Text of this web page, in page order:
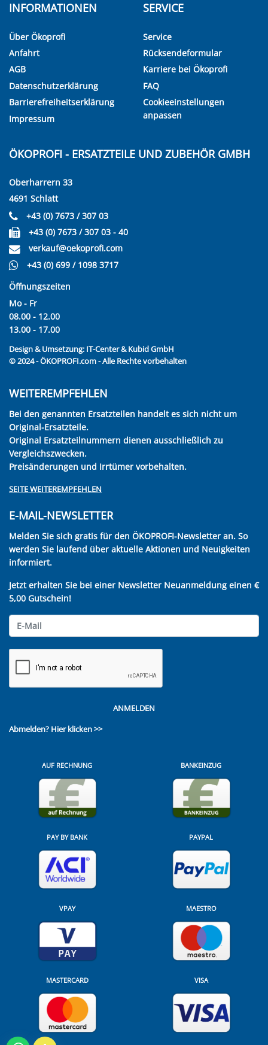
INFORMATIONEN
Über Ökoprofi
Anfahrt
AGB
Datenschutzerklärung
Barrierefreiheitserklärung
Impressum
SERVICE
Service
Rücksendeformular
Karriere bei Ökoprofi
FAQ
Cookieeinstellungen
anpassen
ÖKOPROFI - ERSATZTEILE UND ZUBEHÖR GMBH
Oberharrern 33
4691 Schlatt
+43 (0) 7673 / 307 03
+43 (0) 7673 / 307 03 - 40
verkauf@oekoprofi.com
+43 (0) 699 / 1098 3717
Öffnungszeiten
Mo - Fr
08.00 - 12.00
13.00 - 17.00
Design & Umsetzung: IT-Center & Kubid GmbH
© 2024 - ÖKOPROFI.com - Alle Rechte vorbehalten
WEITEREMPFEHLEN
Bei den genannten Ersatzteilen handelt es sich nicht um
Original-Ersatzteile.
Original Ersatzteilnummern dienen ausschließlich zu
Vergleichszwecken.
Preisänderungen und Irrtümer vorbehalten.
SEITE WEITEREMPFEHLEN
E-MAIL-NEWSLETTER
Melden Sie sich gratis für den ÖKOPROFI-Newsletter an. So
werden Sie laufend über aktuelle Aktionen und Neuigkeiten
informiert.
Jetzt erhalten Sie bei einer Newsletter Neuanmeldung einen €
5,00 Gutschein!
ANMELDEN
Abmelden? Hier klicken >>
AUF RECHNUNG BANKEINZUG
PAY BY BANK PAYPAL
VPAY MAESTRO
MASTERCARD VISA